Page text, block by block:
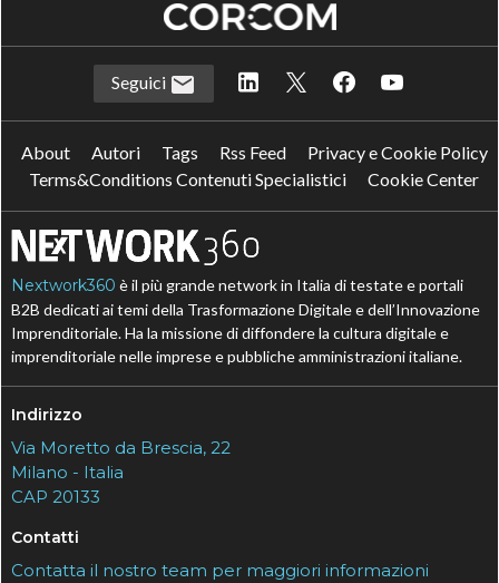
Seguici
About Autori Tags Rss Feed
Privacy e Cookie Policy
Terms&Conditions Contenuti Specialistici
Cookie Center
Nextwork360 è il più grande network in Italia di testate e portali
B2B dedicati ai temi della Trasformazione Digitale e dell’Innovazione
Imprenditoriale. Ha la missione di diffondere la cultura digitale e
imprenditoriale nelle imprese e pubbliche amministrazioni italiane.
Indirizzo
Via Moretto da Brescia, 22
Milano - Italia
CAP 20133
Contatti
Contatta il nostro team per maggiori informazioni